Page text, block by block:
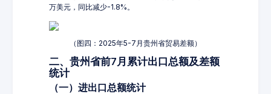
万美元，同比减少-1.8%。
（图四：2025年5-7月贵州省贸易差额）
二、贵州省前7月累计出口总额及差额
统计
（一）进出口总额统计